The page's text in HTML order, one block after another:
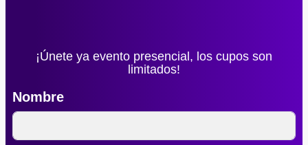
¡Únete ya evento presencial, los cupos son
limitados!
Nombre